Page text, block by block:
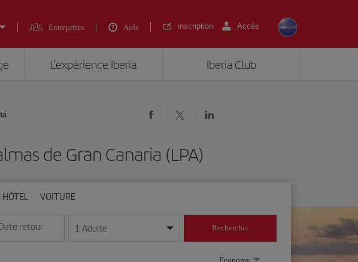
Entreprises Aide inscription Accès
L’expérience Iberia Iberia Club
de Gran Canaria (LPA)
HÔTEL VOITURE
mois/année
retour
la date au format jour/mois/année
1 Adulte Rechercher
Economy